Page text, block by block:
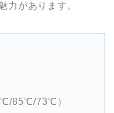
力があります。
85℃/73℃）